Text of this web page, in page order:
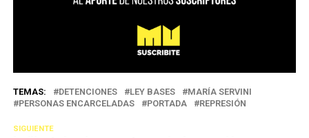
TEMAS: DETENCIONES LEY BASES
MARÍA SERVINI
PERSONAS ENCARCELADAS
PORTADA REPRESIÓN
SIGUIENTE